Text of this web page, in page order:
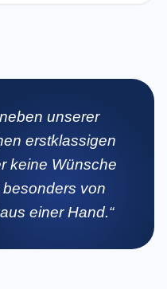
unserer
erstklassigen
keine Wünsche
von
einer Hand.“